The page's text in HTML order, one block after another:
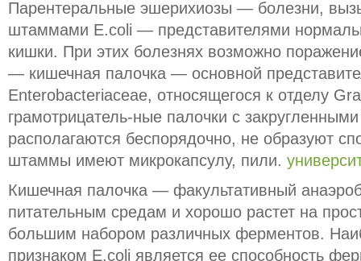
Парентеральные эшерихиозы — болезни,
штаммами E.coli — представителями
кишки. При этих болезнях возможно
— кишечная палочка — основной
Enterobacteriaceae, относящегося к отделу
грамотрицатель-ные палочки с
располагаются беспорядочно, не образуют
штаммы имеют микрокапсулу, пили.
Кишечная палочка — факультативный
питательным средам и хорошо растет на
большим набором различных ферментов.
признаком E.coli является ее способность